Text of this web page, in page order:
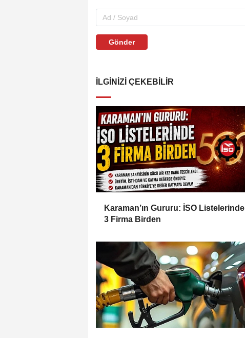
Gönder
İLGINIZI ÇEKEBILIR
Karaman’ın Gururu: İSO Listelerinde
3 Firma Birden